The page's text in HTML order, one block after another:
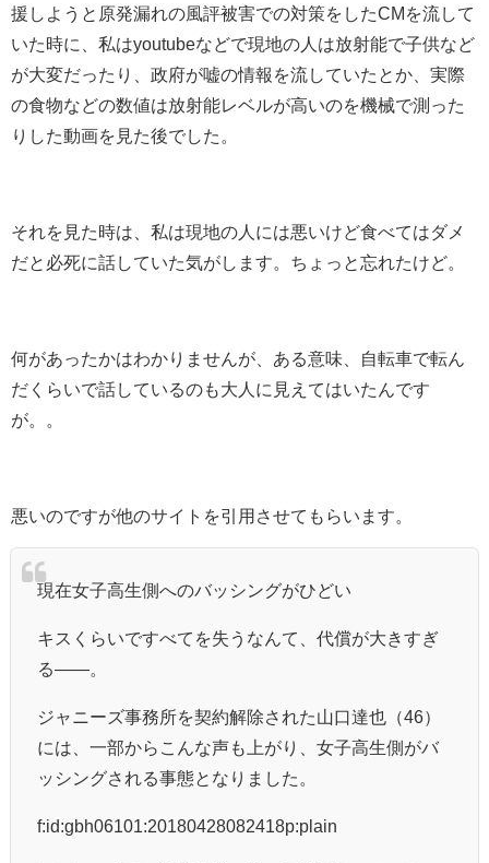
援しようと原発漏れの風評被害での対策をしたCMを流して
いた時に、私はyoutubeなどで現地の人は放射能で子供など
が大変だったり、政府が嘘の情報を流していたとか、実際
の食物などの数値は放射能レベルが高いのを機械で測った
りした動画を見た後でした。
それを見た時は、私は現地の人には悪いけど食べてはダメ
だと必死に話していた気がします。ちょっと忘れたけど。
何があったかはわかりませんが、ある意味、自転車で転ん
だくらいで話しているのも大人に見えてはいたんです
が。。
悪いのですが他のサイトを引用させてもらいます。
現在女子高生側へのバッシングがひどい
キスくらいですべてを失うなんて、代償が大きすぎ
る――。
ジャニーズ事務所を契約解除された山口達也（46）
には、一部からこんな声も上がり、女子高生側がバ
ッシングされる事態となりました。
f:id:gbh06101:20180428082418p:plain